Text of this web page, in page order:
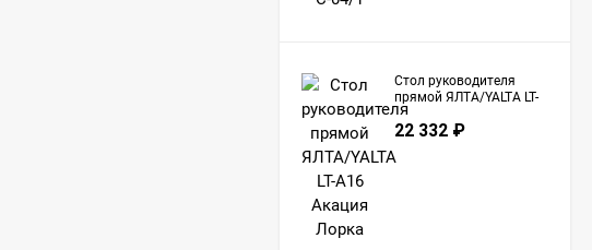
Стол руководителя
прямой ЯЛТА/YALTA LT-
A16 Акация Лорка
22 332 ₽